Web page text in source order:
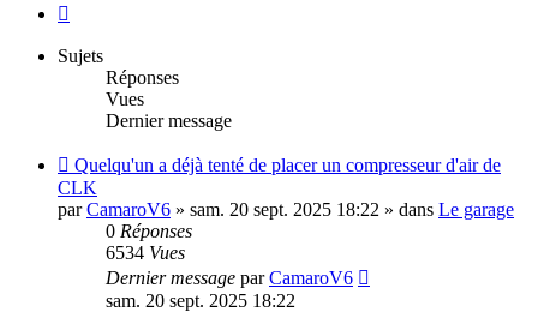
Sujets
Réponses
Vues
Dernier message
Nouveau
message
Quelqu'un a déjà tenté de placer un compresseur d'air de
CLK
parCamaroV6 » sam. 20 sept. 2025 18:22 » dans Le garage
0 Réponses
6534 Vues
Dernier message parCamaroV6
sam. 20 sept. 2025 18:22